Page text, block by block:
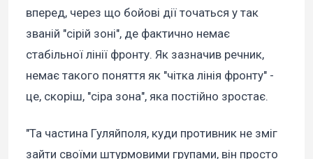
вперед, через що бойові дії точаться у так
званій "сірій зоні", де фактично немає
стабільної лінії фронту. Як зазначив речник,
немає такого поняття як "чітка лінія фронту" -
це, скоріш, "сіра зона", яка постійно зростає.
"Та частина Гуляйполя, куди противник не зміг
зайти своїми штурмовими групами, він просто